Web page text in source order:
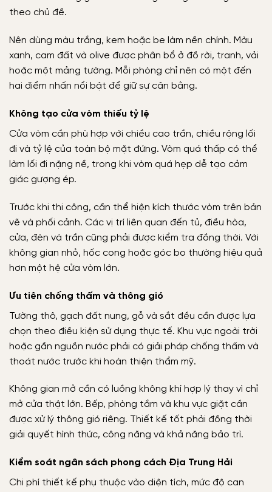
theo chủ đề.
Nên dùng màu trắng, kem hoặc be làm nền chính. Màu
xanh, cam đất và olive được phân bổ ở đồ rời, tranh, vải
hoặc một mảng tường. Mỗi phòng chỉ nên có một đến
hai điểm nhấn nổi bật để giữ sự cân bằng.
Không tạo cửa vòm thiếu tỷ lệ
Cửa vòm cần phù hợp với chiều cao trần, chiều rộng lối
đi và tỷ lệ của toàn bộ mặt đứng. Vòm quá thấp có thể
làm lối đi nặng nề, trong khi vòm quá hẹp dễ tạo cảm
giác gượng ép.
Trước khi thi công, cần thể hiện kích thước vòm trên bản
vẽ và phối cảnh. Các vị trí liên quan đến tủ, điều hòa,
cửa, đèn và trần cũng phải được kiểm tra đồng thời. Với
không gian nhỏ, hốc cong hoặc góc bo thường hiệu quả
hơn một hệ cửa vòm lớn.
Ưu tiên chống thấm và thông gió
Tường thô, gạch đất nung, gỗ và sắt đều cần được lựa
chọn theo điều kiện sử dụng thực tế. Khu vực ngoài trời
hoặc gần nguồn nước phải có giải pháp chống thấm và
thoát nước trước khi hoàn thiện thẩm mỹ.
Không gian mở cần có luồng không khí hợp lý thay vì chỉ
mở cửa thật lớn. Bếp, phòng tắm và khu vực giặt cần
được xử lý thông gió riêng. Thiết kế tốt phải đồng thời
giải quyết hình thức, công năng và khả năng bảo trì.
Kiểm soát ngân sách phong cách Địa Trung Hải
Chi phí thiết kế phụ thuộc vào diện tích, mức độ can